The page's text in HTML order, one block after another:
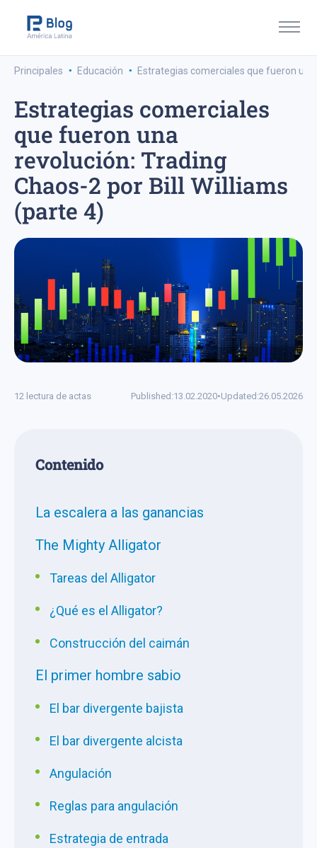
Principales · Educación · Estrategias comerciales que fueron
Estrategias comerciales
que fueron una
revolución: Trading
Chaos-2 por Bill Williams
(parte 4)
12 lectura de actas Published:13.02.2020•Updated:26.05.2026
Сontenido
La escalera a las ganancias
The Mighty Alligator
Tareas del Alligator
¿Qué es el Alligator?
Construcción del caimán
El primer hombre sabio
El bar divergente bajista
El bar divergente alcista
Angulación
Reglas para angulación
Estrategia de entrada